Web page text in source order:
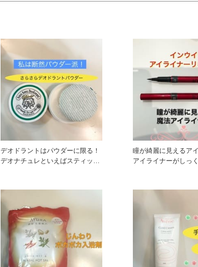
デオドラントはパウダーに限る！
デオナチュレといえばスティック
瞳が綺麗に見えるア
アイライナーがしっ